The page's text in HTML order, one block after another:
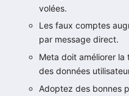
volées.
Les faux comptes
par message direct.
Meta doit améliorer
des données
Adoptez des bonnes